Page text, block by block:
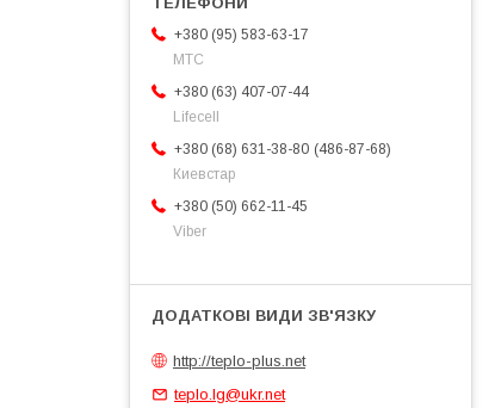
+380 (95) 583-63-17
МТС
+380 (63) 407-07-44
Lifecell
+380 (68) 631-38-80 486-87-68
Киевстар
+380 (50) 662-11-45
Viber
http://teplo-plus.net
teplo.lg@ukr.net